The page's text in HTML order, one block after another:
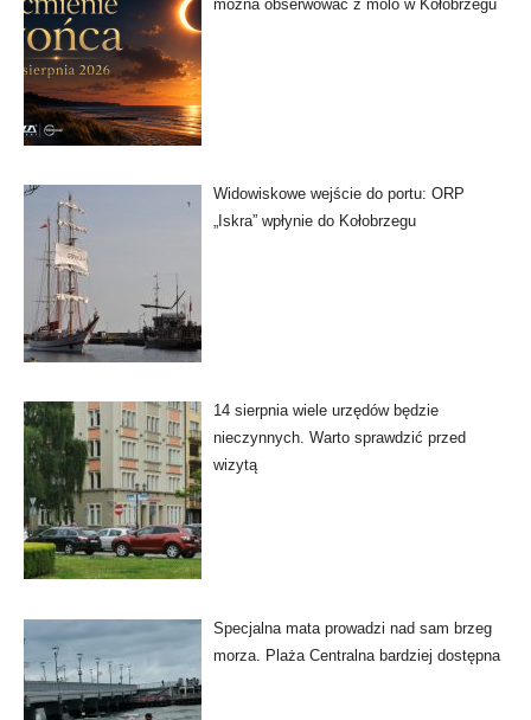
można obserwować z molo w Kołobrzegu
Widowiskowe wejście do portu: ORP
„Iskra” wpłynie do Kołobrzegu
14 sierpnia wiele urzędów będzie
nieczynnych. Warto sprawdzić przed
wizytą
Specjalna mata prowadzi nad sam brzeg
morza. Plaża Centralna bardziej dostępna